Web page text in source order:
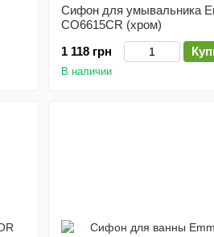
Сифон для умывальника
CO6615CR (хром)
1 118 грн
В наличии